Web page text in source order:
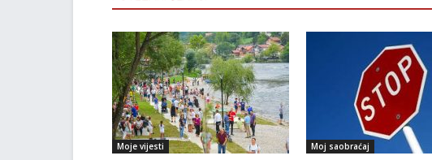
Moje vijesti Moj saobraćaj